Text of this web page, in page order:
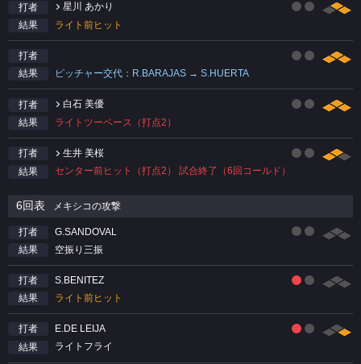
打者
星川 あかり
結果
ライト前ヒット
打者
結果
ピッチャー交代：R.BARAJAS → S.HUERTA
打者
白石 美優
結果
ライトツーベース（打点2）
打者
生井 美桜
結果
センター前ヒット（打点2） 試合終了（6回コールド）
6回表 メキシコの攻撃
打者
G.SANDOVAL
結果
空振り三振
打者
S.BENITEZ
結果
ライト前ヒット
打者
E.DE LEIJA
結果
ライトフライ